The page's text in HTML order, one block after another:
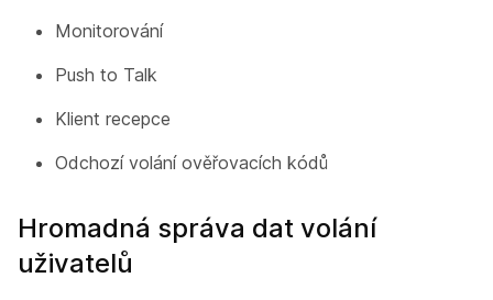
Monitorování
Push to Talk
Klient recepce
Odchozí volání ověřovacích kódů
Hromadná správa dat volání
uživatelů